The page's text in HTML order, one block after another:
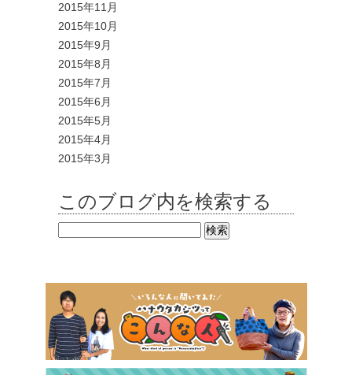
2015年11月
2015年10月
2015年9月
2015年8月
2015年7月
2015年6月
2015年5月
2015年4月
2015年3月
このブログ内を検索する